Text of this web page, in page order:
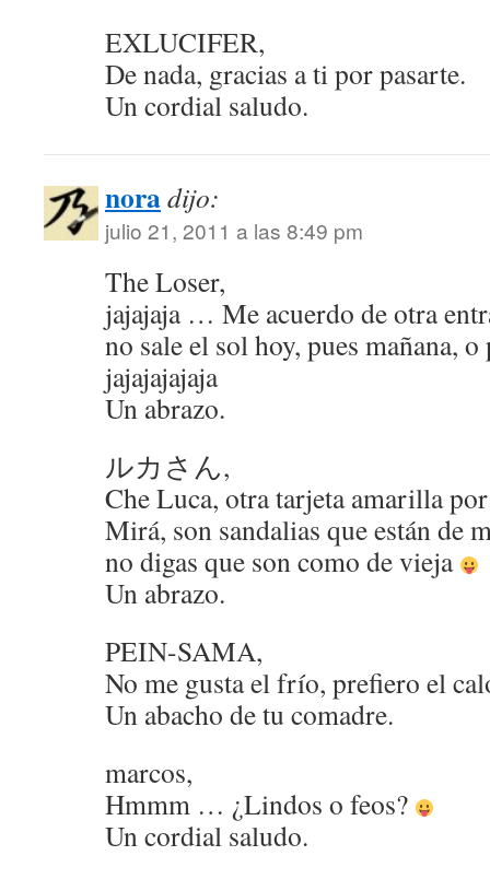
EXLUCIFER,
De nada, gracias a ti por pasarte.
Un cordial saludo.
noradijo:
julio 21, 2011 a las 8:49 pm
The Loser,
jajajaja … Me acuerdo de otra
no sale el sol hoy, pues mañana,
jajajajajaja
Un abrazo.
ルカさん,
Che Luca, otra tarjeta amarilla
Mirá, son sandalias que están de
no digas que son como de vieja
Un abrazo.
PEIN-SAMA,
No me gusta el frío, prefiero el
Un abacho de tu comadre.
marcos,
Hmmm … ¿Lindos o feos?
Un cordial saludo.